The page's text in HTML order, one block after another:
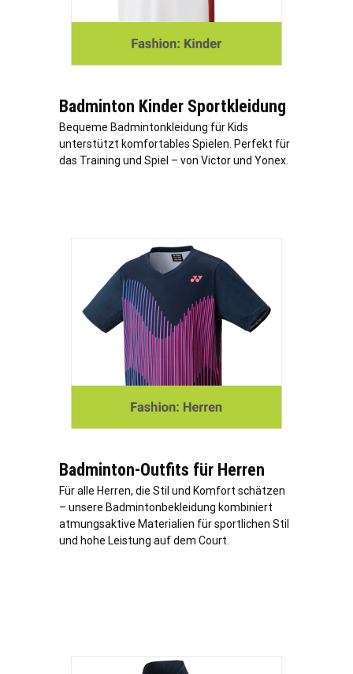
Badminton Kinder Sportkleidung
Bequeme Badmintonkleidung für Kids
unterstützt komfortables Spielen. Perfekt für
das Training und Spiel – von Victor und Yonex.
Badminton-Outfits für Herren
Für alle Herren, die Stil und Komfort schätzen
– unsere Badmintonbekleidung kombiniert
atmungsaktive Materialien für sportlichen Stil
und hohe Leistung auf dem Court.